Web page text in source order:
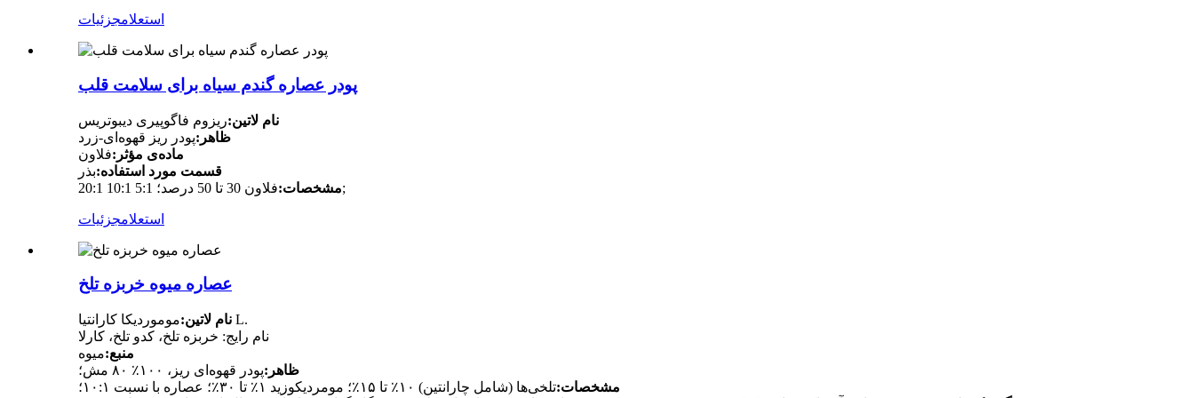
استعلامجزئیات
پودر عصاره گندم سیاه برای سلامت قلب
نام لاتین:ریزوم فاگوپیری دیبوتریس
ظاهر:پودر ریز قهوه‌ای-زرد
ماده‌ی مؤثر:فلاون
قسمت مورد استفاده:بذر
مشخصات:فلاون 30 تا 50 درصد؛ 5:1 10:1 20:1;
استعلامجزئیات
عصاره میوه خربزه تلخ
نام لاتین: موموردیکا کارانتیا L.
نام رایج: خربزه تلخ، کدو تلخ، کارلا
منبع:میوه
ظاهر:پودر قهوه‌ای ریز، ۱۰۰٪ ۸۰ مش؛
مشخصات:تلخی‌ها (شامل چارانتین) ۱۰٪ تا ۱۵٪؛ مومردیکوزید ۱٪ تا ۳۰٪؛ عصاره با نسبت ۱۰:۱؛